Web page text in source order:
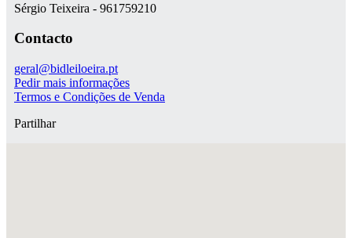
Sérgio Teixeira - 961759210
Contacto
geral@bidleiloeira.pt
Pedir mais informações
Termos e Condições de Venda
Partilhar